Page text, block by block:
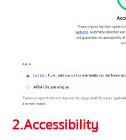
2.Accessibility